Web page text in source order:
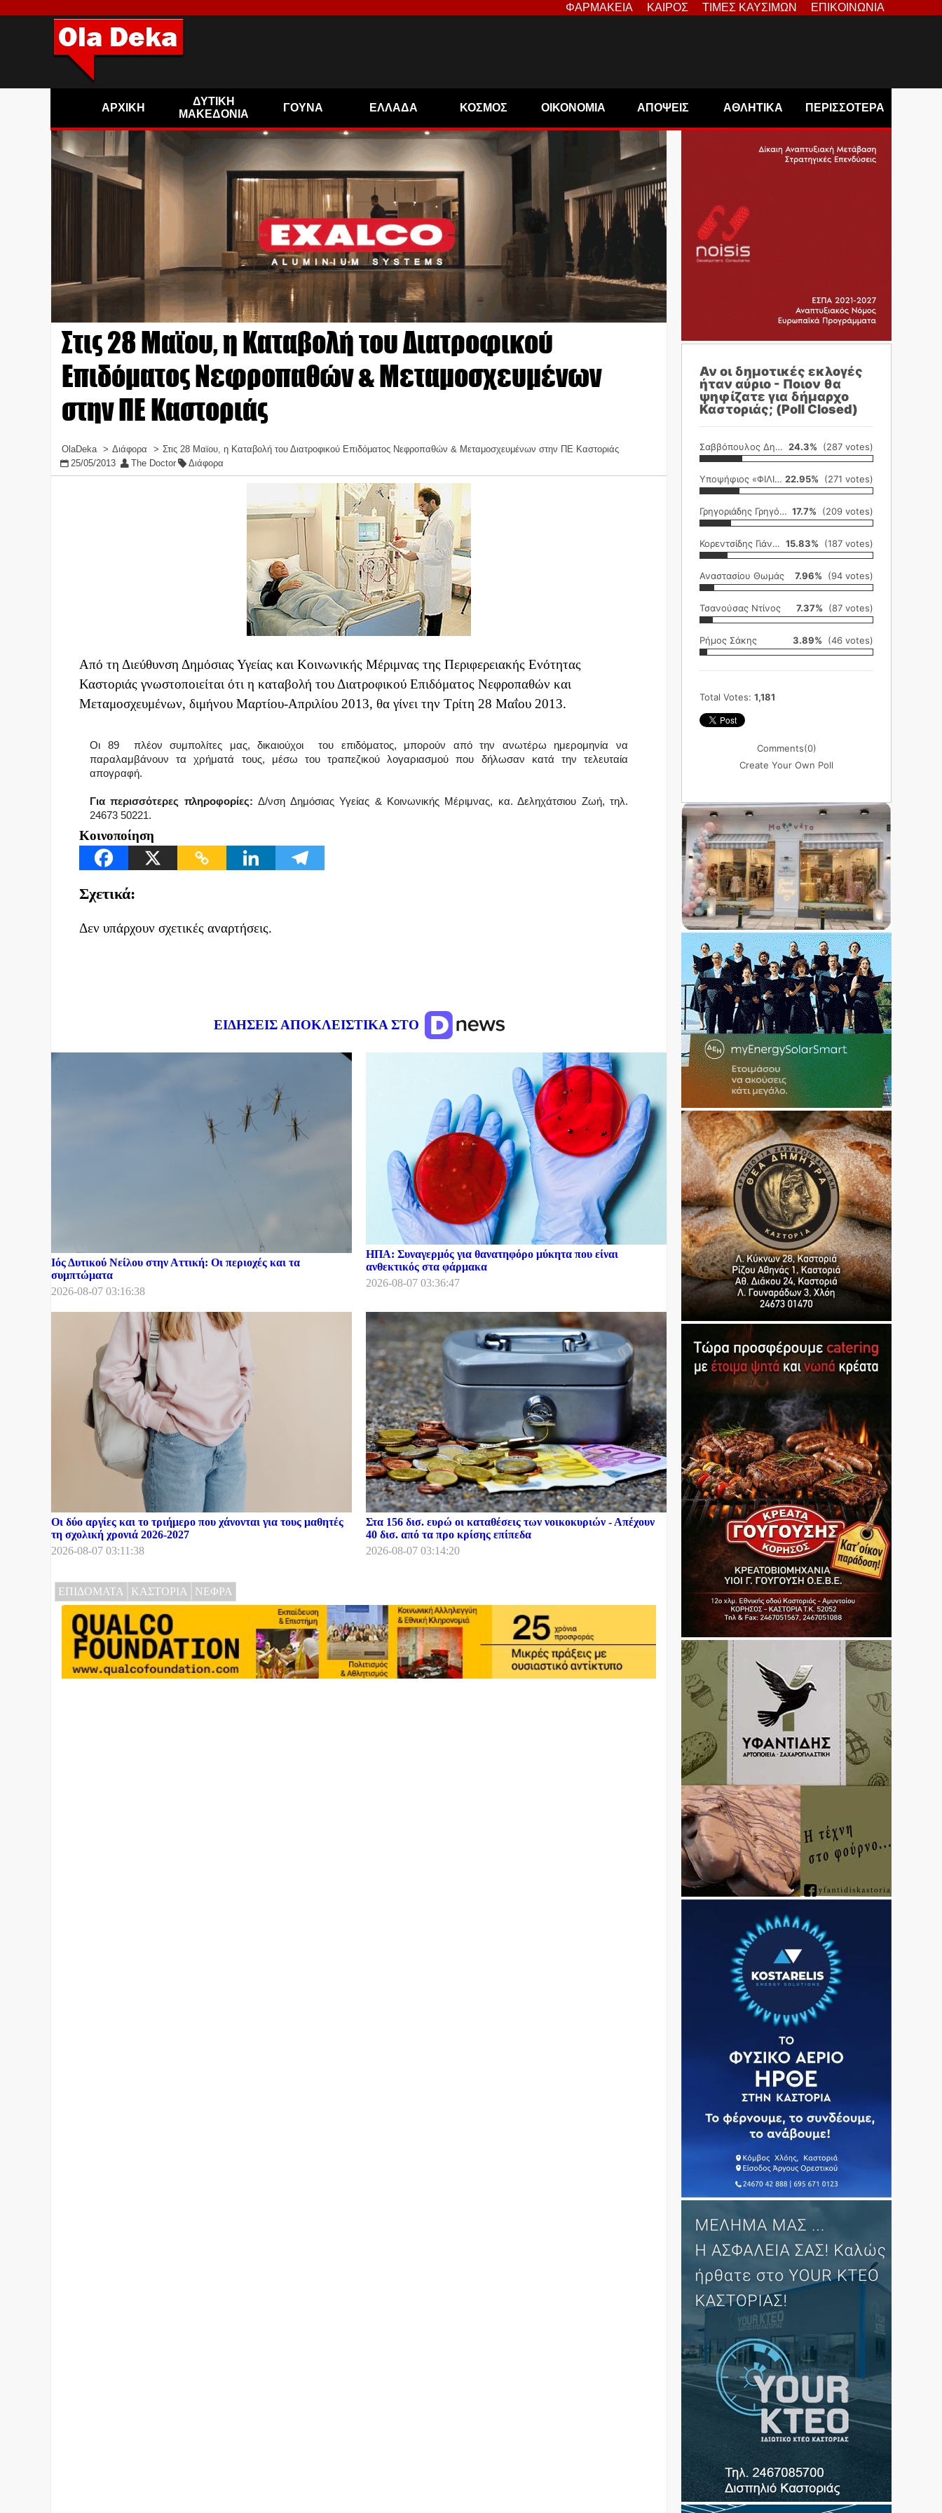
ΦΑΡΜΑΚΕΙΑ ΚΑΙΡΟΣ ΤΙΜΕΣ ΚΑΥΣΙΜΩΝ ΕΠΙΚΟΙΝΩΝΙΑ
ΑΡΧΙΚΗ
ΔΥΤΙΚΗ
ΜΑΚΕΔΟΝΙΑ
ΓΟΥΝΑ ΕΛΛΑΔΑ ΚΟΣΜΟΣ ΟΙΚΟΝΟΜΙΑ ΑΠΟΨΕΙΣ ΑΘΛΗΤΙΚΑ ΠΕΡΙΣΣΟΤΕΡΑ
Στις 28 Μαϊου, η Καταβολή του Διατροφικού
Επιδόματος Νεφροπαθών & Μεταμοσχευμένων
στην ΠΕ Καστοριάς
OlaDeka Διάφορα
Στις 28 Μαϊου, η Καταβολή του Διατροφικού Επιδόματος Νεφροπαθών & Μεταμοσχευμένων στην ΠΕ Καστοριάς
25/05/2013
The Doctor Διάφορα
Από τη Διεύθυνση Δημόσιας Υγείας και Κοινωνικής Μέριμνας της Περιφερειακής Ενότητας
Καστοριάς γνωστοποιείται ότι η καταβολή του Διατροφικού Επιδόματος Νεφροπαθών και
Μεταμοσχευμένων, διμήνου Μαρτίου-Απριλίου 2013, θα γίνει την Τρίτη 28 Μαΐου 2013.
Οι 89 πλέον συμπολίτες μας, δικαιούχοι του επιδόματος, μπορούν από την ανωτέρω ημερομηνία να
παραλαμβάνουν τα χρήματά τους, μέσω του τραπεζικού λογαριασμού που δήλωσαν κατά την τελευταία
απογραφή.
Για περισσότερες πληροφορίες:Δ/νση Δημόσιας Υγείας & Κοινωνικής Μέριμνας, κα. Δεληχάτσιου Ζωή, τηλ.
24673 50221.
Κοινοποίηση
Σχετικά:
Δεν υπάρχουν σχετικές αναρτήσεις.
ΕΙΔΗΣΕΙΣ ΑΠΟΚΛΕΙΣΤΙΚΑ ΣΤΟ
Ιός Δυτικού Νείλου στην Αττική: Οι περιοχές και τα
συμπτώματα
2026-08-07 03:16:38
ΗΠΑ: Συναγερμός για θανατηφόρο μύκητα που είναι
ανθεκτικός στα φάρμακα
2026-08-07 03:36:47
Οι δύο αργίες και το τριήμερο που χάνονται για τους μαθητές
τη σχολική χρονιά 2026-2027
2026-08-07 03:11:38
Στα 156 δισ. ευρώ οι καταθέσεις των νοικοκυριών - Απέχουν
40 δισ. από τα προ κρίσης επίπεδα
2026-08-07 03:14:20
ΕΠΙΔΟΜΑΤΑ ΚΑΣΤΟΡΙΑ ΝΕΦΡΑ
Αν οι δημοτικές εκλογές
ήταν αύριο - Ποιον θα
ψηφίζατε για δήμαρχο
Καστοριάς; (Poll Closed)
Σαββόπουλος Δημήτρης 24.3% (287 votes)
Υποψήφιος «ΦΙΛΙΚΗ ΕΤΑΙΡΕΙΑ» 22.95% (271 votes)
Γρηγοριάδης Γρηγόρης 17.7% (209 votes)
Κορεντσίδης Γιάννης 15.83% (187 votes)
Αναστασίου Θωμάς 7.96% (94 votes)
Τσανούσας Ντίνος 7.37% (87 votes)
Ρήμος Σάκης 3.89% (46 votes)
Total Votes: 1,181
Comments(0)
Create Your Own Poll